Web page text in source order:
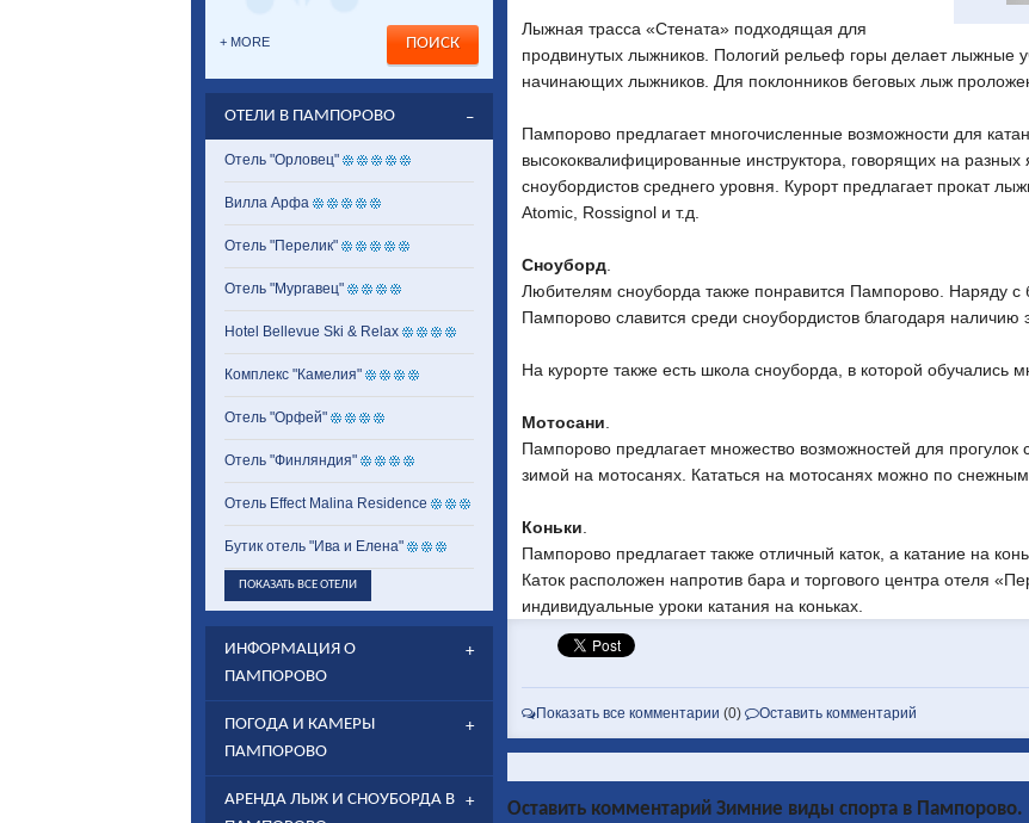
Лыжная трасса «Стената» подходящая для
продвинутых лыжников. Пологий рельеф горы делает лыжные
начинающих лыжников. Для поклонников беговых лыж
Пампорово предлагает многочисленные возможности для
высококвалифицированные инструктора, говорящих на разных
сноубордистов среднего уровня. Курорт предлагает прокат
Atomic, Rossignol и т.д.
Сноуборд
Любителям сноуборда также понравится Пампорово. Наряду
Пампорово славится среди сноубордистов благодаря наличию
На курорте также есть школа сноуборда, в которой обучались
Мотосани
Пампорово предлагает множество возможностей для
зимой на мотосанях. Кататься на мотосанях можно по
Коньки
Пампорово предлагает также отличный каток, а катание на
Каток расположен напротив бара и торгового центра отеля
индивидуальные уроки катания на коньках.
Показать все комментарии (0) Оставить комментарий
Оставить комментарий Зимние виды спорта в Пампорово.
+ MORE
ОТЕЛИ В ПАМПОРОВО
Отель "Орловец"
Вилла Арфа
Отель "Перелик"
Отель "Мургавец"
Hotel Bellevue Ski & Relax
Комплекс "Камелия"
Отель "Орфей"
Отель "Финляндия"
Отель Effect Malina Residence
Бутик отель "Ива и Елена"
ПОКАЗАТЬ ВСЕ ОТЕЛИ
ИНФОРМАЦИЯ О
ПАМПОРОВО
ПОГОДА И КАМЕРЫ
ПАМПОРОВО
АРЕНДА ЛЫЖ И СНОУБОРДА В